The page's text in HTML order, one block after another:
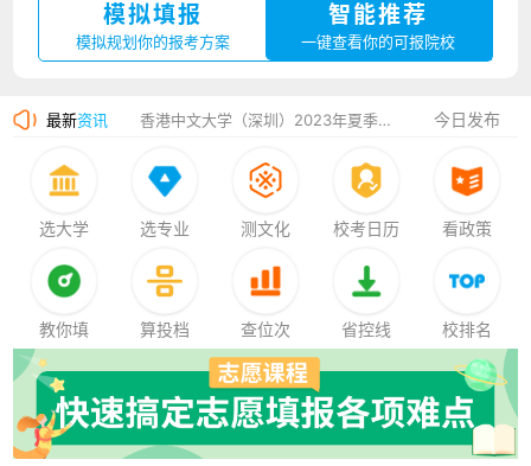
模拟填报
模拟规划你的报考方案
智能推荐
一键查看你的可报院校
最新资讯
广州华立科技职业学院2023年夏季高考招生简章
香港中文大学（深圳）2023年夏季高考招生简章
厦门大学嘉庚学院2023年艺术类招生简章
今日发布
选大学 选专业 测文化 校考日历 看政策
教你填 算投档 查位次 省控线 校排名